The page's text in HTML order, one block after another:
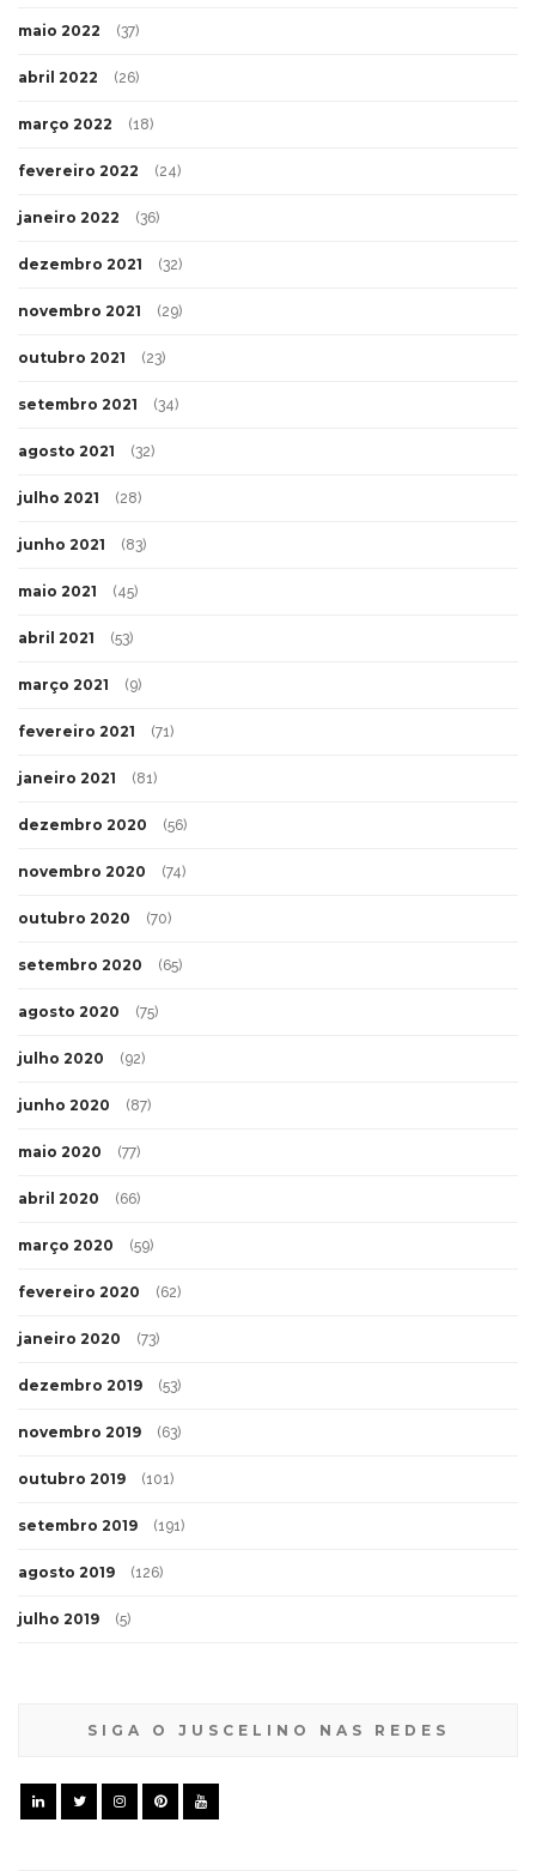
maio 2022 (37)
abril 2022 (26)
março 2022 (18)
fevereiro 2022 (24)
janeiro 2022 (36)
dezembro 2021 (32)
novembro 2021 (29)
outubro 2021 (23)
setembro 2021 (34)
agosto 2021 (32)
julho 2021 (28)
junho 2021 (83)
maio 2021 (45)
abril 2021 (53)
março 2021 (9)
fevereiro 2021 (71)
janeiro 2021 (81)
dezembro 2020 (56)
novembro 2020 (74)
outubro 2020 (70)
setembro 2020 (65)
agosto 2020 (75)
julho 2020 (92)
junho 2020 (87)
maio 2020 (77)
abril 2020 (66)
março 2020 (59)
fevereiro 2020 (62)
janeiro 2020 (73)
dezembro 2019 (53)
novembro 2019 (63)
outubro 2019 (101)
setembro 2019 (191)
agosto 2019 (126)
julho 2019 (5)
SIGA O JUSCELINO NAS REDES